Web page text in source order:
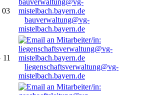
03
bauverwaltung@vg-
mistelbach.bayern.de
11
liegenschaftsverwaltung@vg-
mistelbach.bayern.de